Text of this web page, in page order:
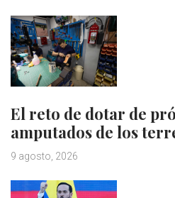
El reto de dotar de
amputados de los
9 agosto, 2026